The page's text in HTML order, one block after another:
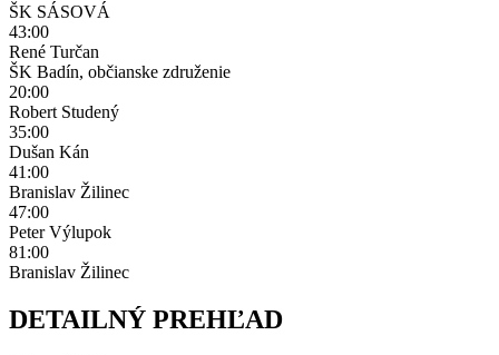
ŠK SÁSOVÁ
43:00
René Turčan
ŠK Badín, občianske združenie
20:00
Robert Studený
35:00
Dušan Kán
41:00
Branislav Žilinec
47:00
Peter Výlupok
81:00
Branislav Žilinec
DETAILNÝ PREHĽAD